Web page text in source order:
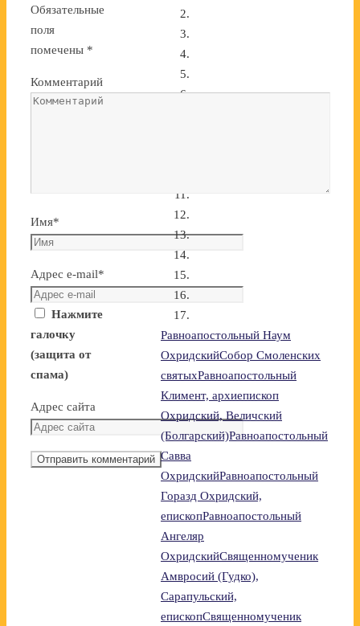
Обязательные
поля
помечены *
Комментарий
Имя*
Адрес e-mail*
Нажмите
галочку
(защита от
спама)
Адрес сайта
Равноапостольный Наум
ОхридскийСобор Смоленских
святыхРавноапостольный
Климент, архиепископ
Охридский, Величский
(Болгарский)Равноапостольный
Савва
ОхридскийРавноапостольный
Горазд Охридский,
епископРавноапостольный
Ангеляр
ОхридскийСвященномученик
Амвросий (Гудко),
Сарапульский,
епископСвященномученик